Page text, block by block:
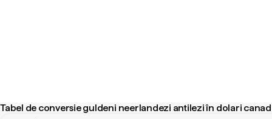
Tabel de conversie guldeni neerlandezi antilezi în dolari